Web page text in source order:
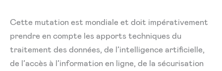
Cette mutation est mondiale et doit impérativement
prendre en compte les apports techniques du
traitement des données, de l’intelligence artificielle,
de l’accès à l’information en ligne, de la sécurisation